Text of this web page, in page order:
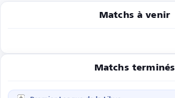
Matchs à venir
Matchs terminés